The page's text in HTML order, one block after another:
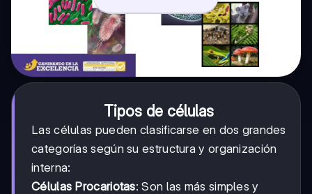
Tipos de células
Las células pueden clasificarse en dos grandes
categorías según su estructura y organización
interna:
Células Procariotas: Son las más simples y